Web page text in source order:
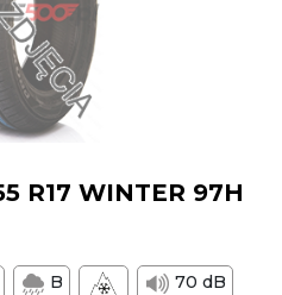
R17 WINTER 97H
B
70 dB